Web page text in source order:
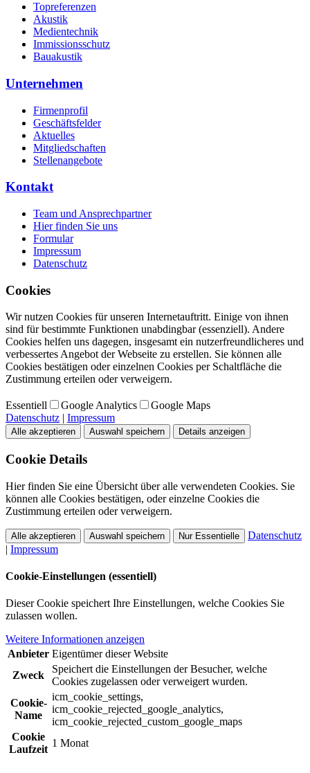
Topreferenzen
Akustik
Medientechnik
Immissionsschutz
Bauakustik
Unternehmen
Firmenprofil
Geschäftsfelder
Aktuelles
Mitgliedschaften
Stellenangebote
Kontakt
Team und Ansprechpartner
Hier finden Sie uns
Formular
Impressum
Datenschutz
Cookies
Wir nutzen Cookies für unseren Internetauftritt. Einige von ihnen
sind für bestimmte Funktionen unabdingbar (essenziell). Andere
Cookies helfen uns dagegen, insgesamt ein nutzerfreundlicheres und
verbessertes Angebot der Webseite zu erstellen. Sie können alle
Cookies bestätigen oder einzelnen Cookies per Schaltfläche die
Zustimmung erteilen oder verweigern.
Essentiell Google Analytics
Google Maps
Datenschutz | Impressum
Alle akzeptieren Auswahl speichern Details anzeigen
Cookie Details
Hier finden Sie eine Übersicht über alle verwendeten Cookies. Sie
können alle Cookies bestätigen, oder einzelne Cookies die
Zustimmung erteilen oder verweigern.
Alle akzeptieren Auswahl speichern Nur Essentielle
Datenschutz
| Impressum
Cookie-Einstellungen (essentiell)
Dieser Cookie speichert Ihre Einstellungen, welche Cookies Sie
zulassen wollen.
Weitere Informationen anzeigen
Anbieter Eigentümer dieser Website
Zweck
Speichert die Einstellungen der Besucher, welche
Cookies zugelassen oder verweigert wurden.
Cookie-
Name
icm_cookie_settings,
icm_cookie_rejected_google_analytics,
icm_cookie_rejected_custom_google_maps
Cookie
Laufzeit
1 Monat